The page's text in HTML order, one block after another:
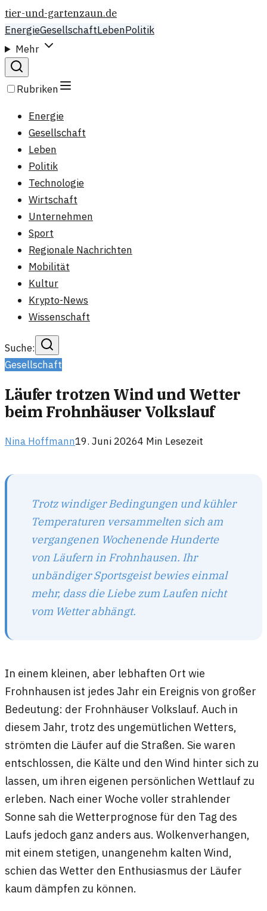
tier-und-gartenzaun.de
EnergieGesellschaftLebenPolitik
Mehr
Rubriken
Energie
Gesellschaft
Leben
Politik
Technologie
Wirtschaft
Unternehmen
Sport
Regionale Nachrichten
Mobilität
Kultur
Krypto-News
Wissenschaft
Suche:
Gesellschaft
Läufer trotzen Wind und Wetter
beim Frohnhäuser Volkslauf
Nina Hoffmann19. Juni 20264 Min Lesezeit
Trotz windiger Bedingungen und kühler
Temperaturen versammelten sich am
vergangenen Wochenende Hunderte
von Läufern in Frohnhausen. Ihr
unbändiger Sportsgeist bewies einmal
mehr, dass die Liebe zum Laufen nicht
vom Wetter abhängt.
In einem kleinen, aber lebhaften Ort wie
Frohnhausen ist jedes Jahr ein Ereignis von großer
Bedeutung: der Frohnhäuser Volkslauf. Auch in
diesem Jahr, trotz des ungemütlichen Wetters,
strömten die Läufer auf die Straßen. Sie waren
entschlossen, die Kälte und den Wind hinter sich zu
lassen, um ihren eigenen persönlichen Wettlauf zu
erleben. Nach einer Woche voller strahlender
Sonne sah die Wetterprognose für den Tag des
Laufs jedoch ganz anders aus. Wolkenverhangen,
mit einem stetigen, unangenehm kalten Wind,
schien das Wetter den Enthusiasmus der Läufer
kaum dämpfen zu können.